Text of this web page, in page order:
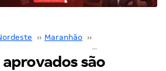
›› Maranhão ››
aprovados são